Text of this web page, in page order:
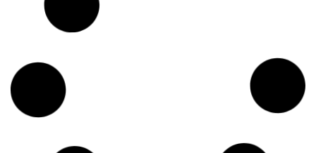
MKB Nederland slaat alarm:
steeds meer onbetaalde